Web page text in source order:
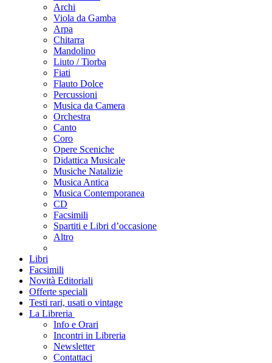
Archi
Viola da Gamba
Arpa
Chitarra
Mandolino
Liuto / Tiorba
Fiati
Flauto Dolce
Percussioni
Musica da Camera
Orchestra
Canto
Coro
Opere Sceniche
Didattica Musicale
Musiche Natalizie
Musica Antica
Musica Contemporanea
CD
Facsimili
Spartiti e Libri d’occasione
Altro
Libri
Facsimili
Novità Editoriali
Offerte speciali
Testi rari, usati o vintage
La Libreria
Info e Orari
Incontri in Libreria
Newsletter
Contattaci